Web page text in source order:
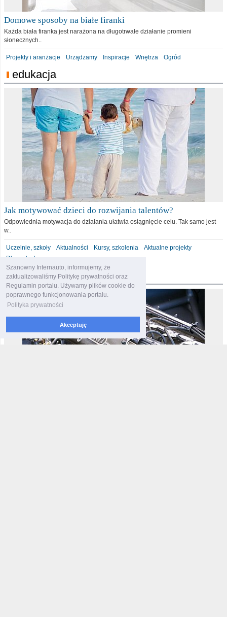
Szanowny Internauto, informujemy, że
zaktualizowaliśmy Politykę prywatności oraz
Regulamin portalu. Używamy plików cookie do
poprawnego funkcjonowania portalu.
Polityka prywatności
Akceptuję
Domowe sposoby na białe firanki
Każda biała firanka jest narażona na długotrwałe działanie promieni
słonecznych..
Projekty i aranżacje Urządzamy Inspiracje Wnętrza Ogród
edukacja
Jak motywować dzieci do rozwijania talentów?
Odpowiednia motywacja do działania ułatwia osiągnięcie celu. Tak samo jest
w..
Uczelnie, szkoły Aktualności Kursy, szkolenia
Aktualne projekty
Dla malucha
motoryzacja